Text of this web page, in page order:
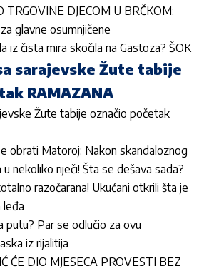
TRGOVINE DJECOM U BRČKOM:
glavne osumnjičene
iz čista mira skočila na Gastoza? ŠOK
sarajevske Žute tabije
RAMAZANA
Žute tabije označio početak
obrati Matoroj: Nakon skandaloznog
nekoliko riječi! Šta se dešava sada?
razočarana! Ukućani otkrili šta je
leđa
putu? Par se odlučio za ovu
iz rijalitija
ĆE DIO MJESECA PROVESTI BEZ